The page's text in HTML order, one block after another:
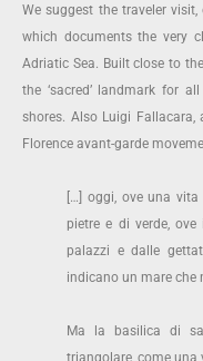
We suggest the traveler
which documents the very
Adriatic Sea. Built close to
the ‘sacred’ landmark for
shores. Also Luigi
Florence avant-garde
[…] oggi, ove una
pietre e di verde,
palazzi e dalle
indicano un mare che
Ma la basilica di
triangolare, come una